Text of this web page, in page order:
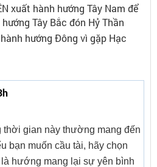
xuất hành hướng Tây Nam để
hướng Tây Bắc đón Hỷ Thần
hướng Đông vì gặp Hạc
thời gian này thường mang đến
bạn muốn cầu tài, hãy chọn
hướng mang lại sự yên bình